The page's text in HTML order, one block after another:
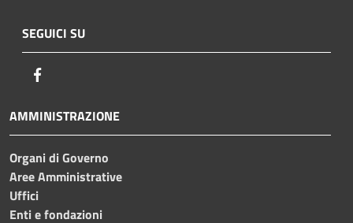
SEGUICI SU
AMMINISTRAZIONE
Organi di Governo
Aree Amministrative
Uffici
Enti e fondazioni